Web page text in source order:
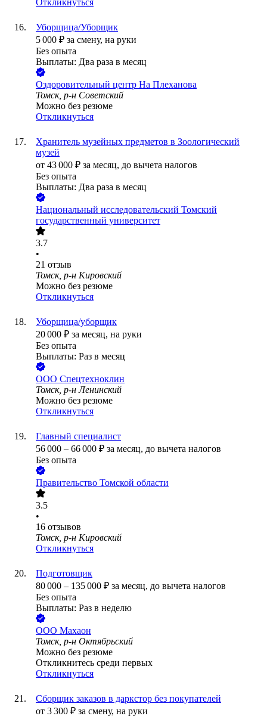
Откликнуться
Уборщица/Уборщик
5 000 ₽ за смену, на руки
Без опыта
Выплаты: Два раза в месяц
Оздоровительный центр На Плеханова
Томск, р-н Советский
Можно без резюме
Откликнуться
Хранитель музейных предметов в Зоологический
музей
от 43 000 ₽ за месяц, до вычета налогов
Без опыта
Выплаты: Два раза в месяц
Национальный исследовательский Томский
государственный университет
3.7
•
21 отзыв
Томск, р-н Кировский
Можно без резюме
Откликнуться
Уборщица/уборщик
20 000 ₽ за месяц, на руки
Без опыта
Выплаты: Раз в месяц
ООО Спецтехноклин
Томск, р-н Ленинский
Можно без резюме
Откликнуться
Главный специалист
56 000 – 66 000 ₽ за месяц, до вычета налогов
Без опыта
Правительство Томской области
3.5
•
16 отзывов
Томск, р-н Кировский
Откликнуться
Подготовщик
80 000 – 135 000 ₽ за месяц, до вычета налогов
Без опыта
Выплаты: Раз в неделю
ООО Махаон
Томск, р-н Октябрьский
Можно без резюме
Откликнитесь среди первых
Откликнуться
Сборщик заказов в даркстор без покупателей
от 3 300 ₽ за смену, на руки